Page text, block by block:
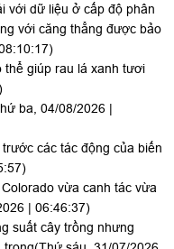
với dữ liệu ở cấp độ phân
với căng thẳng được bảo
thể giúp rau lá xanh tươi
ba, 04/08/2026 |
các tác động của biến
vừa canh tác vừa
| 06:46:37)
suất cây trồng nhưng